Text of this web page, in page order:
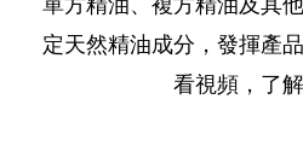
單方精油、複方精油及其
定天然精油成分，發揮產
看視頻，了解